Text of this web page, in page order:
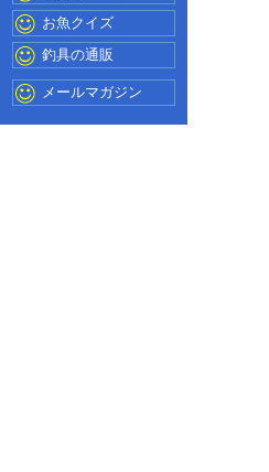
お魚クイズ
釣具の通販
メールマガジン